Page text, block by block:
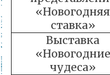
«Новогодняя
ставка»
Выставка
«Новогодние
чудеса»